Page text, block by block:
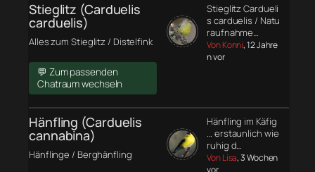
Stieglitz (Carduelis
carduelis)
Alles zum Stieglitz / Distelfink
💬 Zum passenden
Chatraum wechseln
Stieglitz Cardueli
s carduelis / Natu
raufnahme…
Von Konni, 12 Jahre
n vor
Hänfling (Carduelis
cannabina)
Hänflinge / Berghänfling
Hänfling im Käfig
… erstaunlich wie
ruhig d…
Von Lisa, 3 Wochen